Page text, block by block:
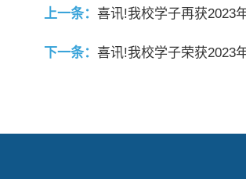
上一条： 喜讯!我校学子再获2023
下一条： 喜讯!我校学子荣获2023